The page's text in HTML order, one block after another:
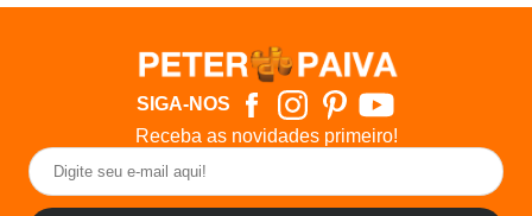
SIGA-NOS
Receba as novidades primeiro!